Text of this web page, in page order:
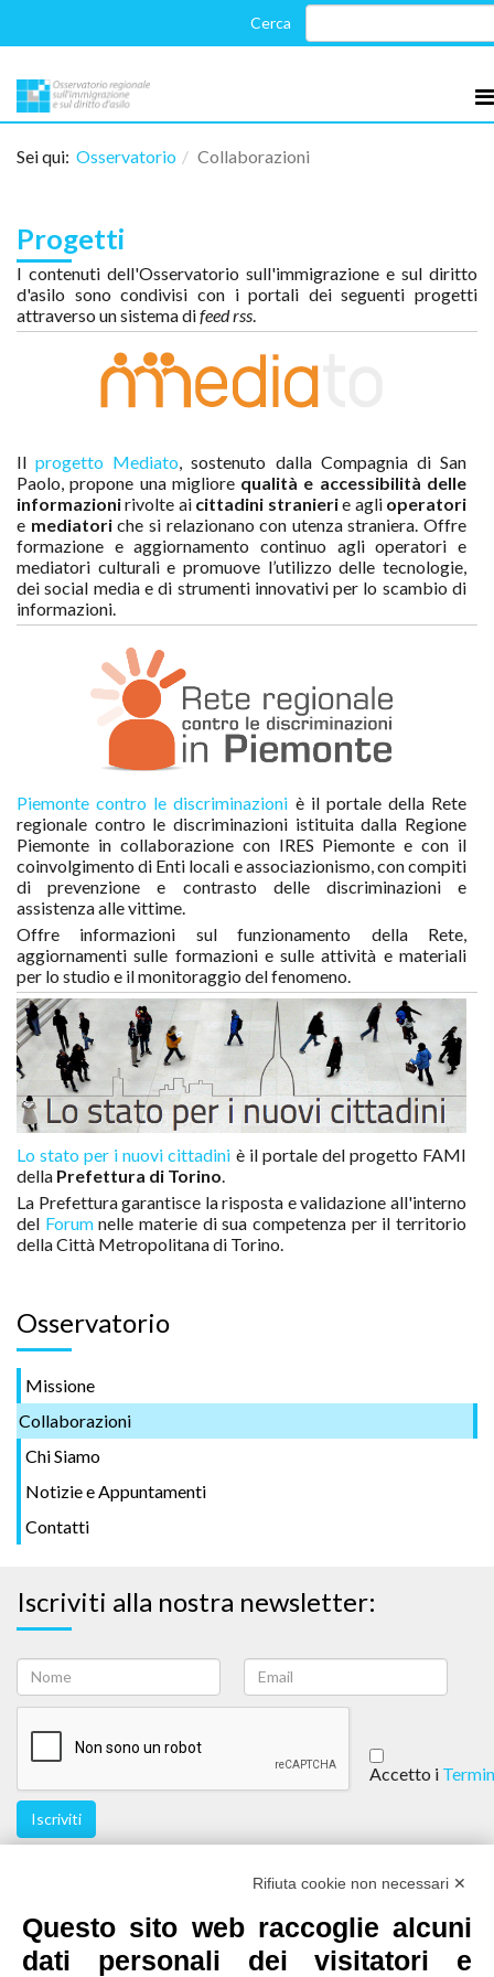
Sei qui: Osservatorio Collaborazioni
Progetti
I contenuti dell'Osservatorio sull'immigrazione e sul diritto
d'asilo sono condivisi con i portali dei seguenti progetti
attraverso un sistema difeed rss.
Ilprogetto Mediato, sostenuto dalla Compagnia di San
Paolo, propone una migliore qualità e accessibilità delle
informazionirivolte ai cittadini stranierie agli operatori
e mediatoriche si relazionano con utenza straniera. Offre
formazione e aggiornamento continuo agli operatori e
mediatori culturali e promuove l’utilizzo delle tecnologie,
dei social media e di strumenti innovativi per lo scambio di
informazioni.
Piemonte contro le discriminazioni è il portale della Rete
regionale contro le discriminazioni istituita dalla Regione
Piemonte in collaborazione con IRES Piemonte e con il
coinvolgimento di Enti locali e associazionismo, con compiti
di prevenzione e contrasto delle discriminazioni e
assistenza alle vittime.
Offre informazioni sul funzionamento della Rete,
aggiornamenti sulle formazioni e sulle attività e materiali
per lo studio e il monitoraggio del fenomeno.
Lo stato per i nuovi cittadini è il portale del progetto FAMI
della Prefettura di Torino
La Prefettura garantisce la risposta e validazione all'interno
del Forumnelle materie di sua competenza per il territorio
della Città Metropolitana di Torino.
Osservatorio
Missione
Collaborazioni
Chi Siamo
Notizie e Appuntamenti
Contatti
Iscriviti alla nostra newsletter:
Accetto i
Iscriviti
Rifiuta cookie non necessari ✕
Questo sito web raccoglie alcuni
dati personali dei visitatori e